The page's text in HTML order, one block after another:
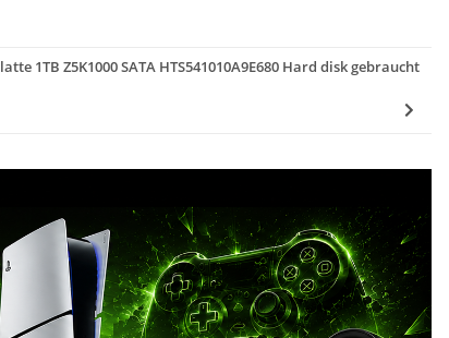
1TB Z5K1000 SATA HTS541010A9E680 Hard disk gebraucht